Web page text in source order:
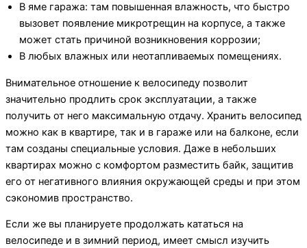
В яме гаража: там повышенная влажность, что быстро
вызовет появление микротрещин на корпусе, а также
может стать причиной возникновения коррозии;
В любых влажных или неотапливаемых помещениях.
Внимательное отношение к велосипеду позволит
значительно продлить срок эксплуатации, а также
получить от него максимальную отдачу. Хранить велосипед
можно как в квартире, так и в гараже или на балконе, если
там созданы специальные условия. Даже в небольших
квартирах можно с комфортом разместить байк, защитив
его от негативного влияния окружающей среды и при этом
сэкономив пространство.
Если же вы планируете продолжать кататься на
велосипеде и в зимний период, имеет смысл изучить